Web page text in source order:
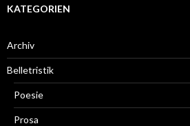
KATEGORIEN
Archiv
Belletristik
Poesie
Prosa